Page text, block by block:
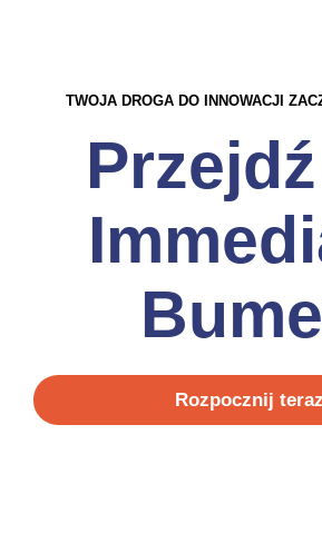
TWOJA DROGA DO INNOWACJI
Rozpocznij teraz